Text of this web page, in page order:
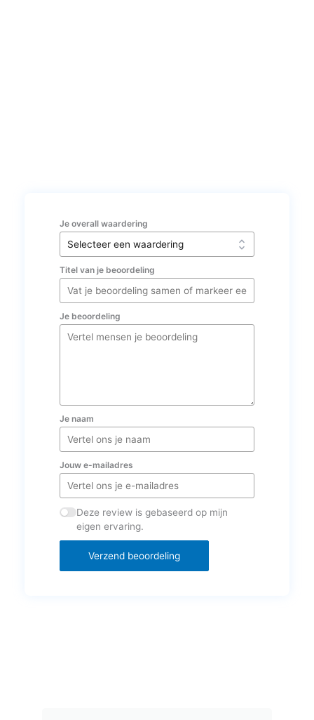
Je overall waardering
Titel van je beoordeling
Je beoordeling
Je naam
Jouw e-mailadres
Deze review is gebaseerd op mijn
eigen ervaring.
Verzend beoordeling